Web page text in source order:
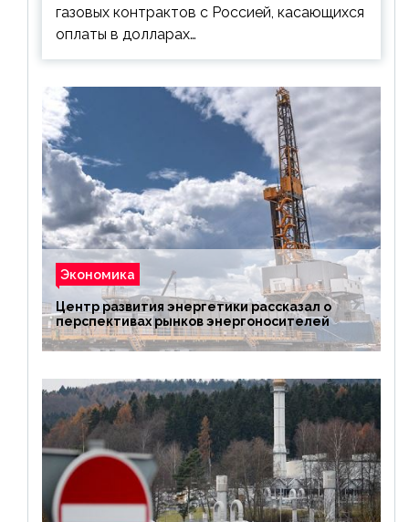
газовых контрактов с Россией, касающихся
оплаты в долларах…
Экономика
Центр развития энергетики рассказал о
перспективах рынков энергоносителей